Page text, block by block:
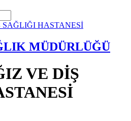
MÜDÜRLÜĞÜ
VE DİŞ